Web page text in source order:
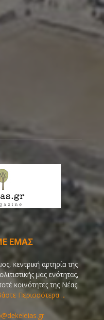
ΕΜΑΣ
κεντρική αρτηρία της
μας ενότητας,
κοινότητες της Νέας
Περισσότερα ...